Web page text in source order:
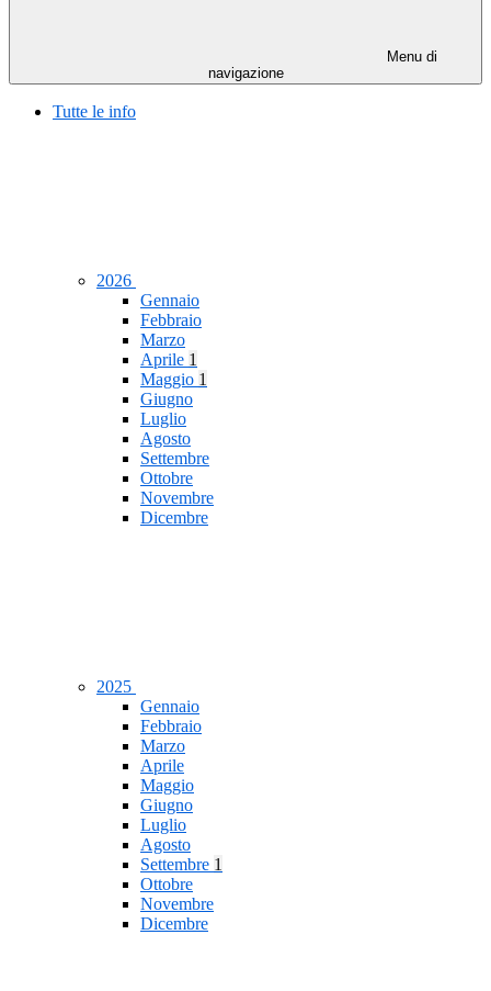
Menu di
navigazione
Tutte le info
2026
Gennaio
Febbraio
Marzo
Aprile 1
Maggio 1
Giugno
Luglio
Agosto
Settembre
Ottobre
Novembre
Dicembre
2025
Gennaio
Febbraio
Marzo
Aprile
Maggio
Giugno
Luglio
Agosto
Settembre 1
Ottobre
Novembre
Dicembre